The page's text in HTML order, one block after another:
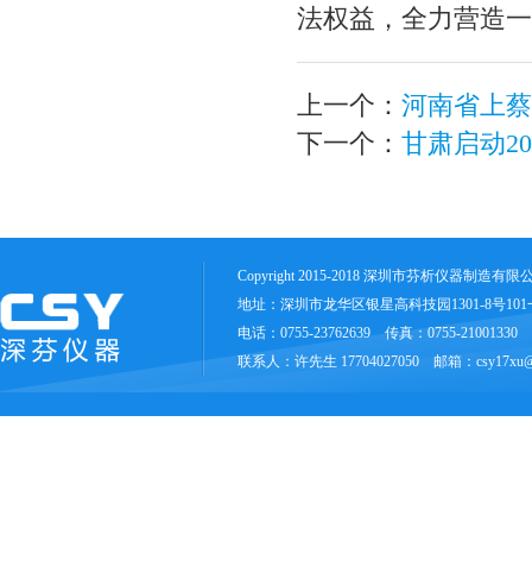
法权益，全力营造
上一个： 河南省上
下一个： 甘肃启动
Copyright 2015-2018 深圳市芬析仪器制造有
地址：深圳市龙华区银星高科技园1301-8号101
电话：0755-23762639 传真：0755-21001330
联系人：许先生 17704027050 邮箱：